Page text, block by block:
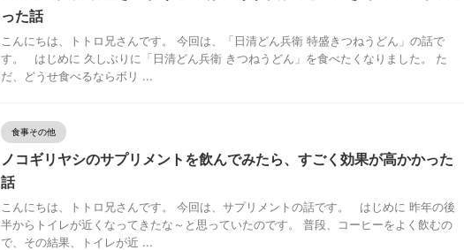
った話
こんにちは、トトロ兄さんです。 今回は、「日清どん兵衛 特盛きつねうどん」の話で
す。 はじめに 久しぶりに「日清どん兵衛 きつねうどん」を食べたくなりました。 た
だ、どうせ食べるならボリ ...
食事その他
ノコギリヤシのサプリメントを飲んでみたら、すごく効果が高かかった
話
こんにちは、トトロ兄さんです。 今回は、サプリメントの話です。 はじめに 昨年の後
半からトイレが近くなってきたな～と思っていたのです。 普段、コーヒーをよく飲むの
で、その結果、トイレが近 ...